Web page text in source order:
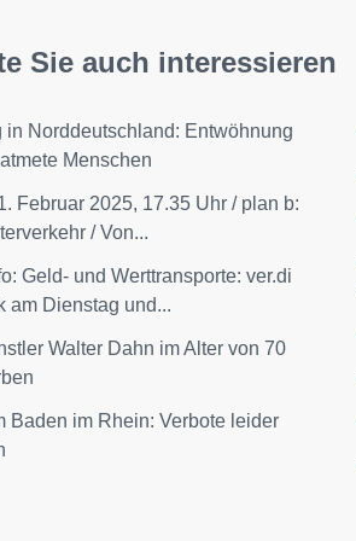
Sie auch interessieren
in Norddeutschland: Entwöhnung
Menschen
Februar 2025, 17.35 Uhr / plan b:
/ Von...
Geld- und Werttransporte: ver.di
am Dienstag und...
Walter Dahn im Alter von 70
Baden im Rhein: Verbote leider